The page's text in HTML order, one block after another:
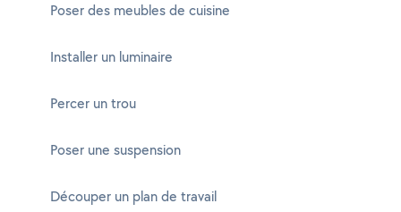
Poser des meubles de cuisine
Installer un luminaire
Percer un trou
Poser une suspension
Découper un plan de travail